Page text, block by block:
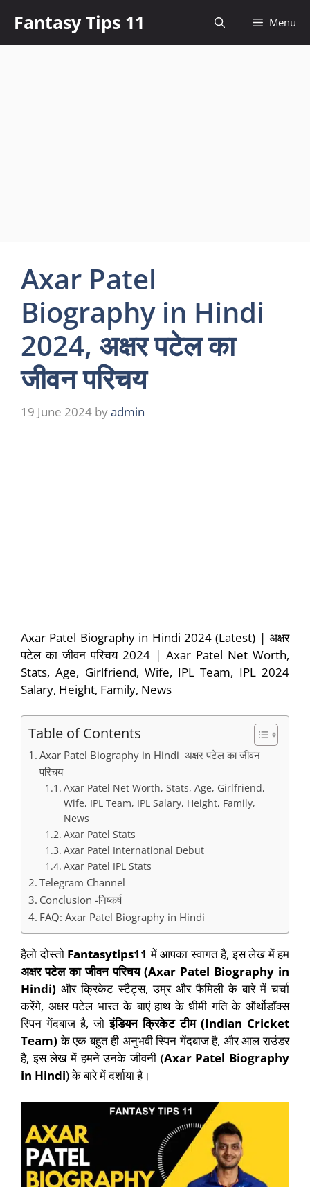
content
Fantasy Tips 11 Menu
Axar Patel
Biography in Hindi
2024, अक्षर पटेल का
जीवन परिचय
19 June 2024 byadmin
Axar Patel Biography in Hindi 2024 (Latest) | अक्षर
पटेल का जीवन परिचय 2024 | Axar Patel Net Worth,
Stats, Age, Girlfriend, Wife, IPL Team, IPL 2024
Salary, Height, Family, News
Table of Contents
Axar Patel Biography in Hindi अक्षर पटेल का जीवन
परिचय
Axar Patel Net Worth, Stats, Age, Girlfriend,
Wife, IPL Team, IPL Salary, Height, Family,
News
Axar Patel Stats
Axar Patel International Debut
Axar Patel IPL Stats
Telegram Channel
Conclusion -निष्कर्ष
FAQ: Axar Patel Biography in Hindi
हैलो दोस्तो Fantasytips11 में आपका स्वागत है, इस लेख में हम
अक्षर पटेल का जीवन परिचय (Axar Patel Biography in
Hindi) और क्रिकेट स्टैट्स, उम्र और फैमिली के बारे में चर्चा
करेंगे, अक्षर पटेल भारत के बाएं हाथ के धीमी गति के ऑर्थोडॉक्स
स्पिन गेंदबाज है, जोइंडियन क्रिकेट टीम (Indian Cricket
Team) के एक बहुत ही अनुभवी स्पिन गेंदबाज है, और आल राउंडर
है, इस लेख में हमने उनके जीवनी (Axar Patel Biography
in Hindi) के बारे में दर्शाया है।